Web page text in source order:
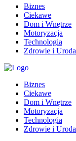
Biznes
Ciekawe
Dom i Wnętrze
Motoryzacja
Technologia
Zdrowie i Uroda
Biznes
Ciekawe
Dom i Wnętrze
Motoryzacja
Technologia
Zdrowie i Uroda